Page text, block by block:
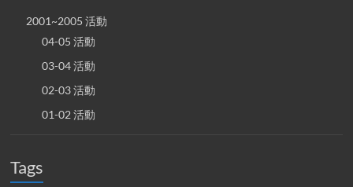
2001~2005 活動
04-05 活動
03-04 活動
02-03 活動
01-02 活動
Tags